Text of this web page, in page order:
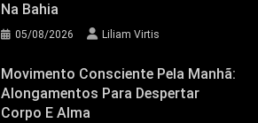
Na Bahia
05/08/2026 Liliam Virtis
Movimento Consciente Pela Manhã:
Alongamentos Para Despertar
Corpo E Alma